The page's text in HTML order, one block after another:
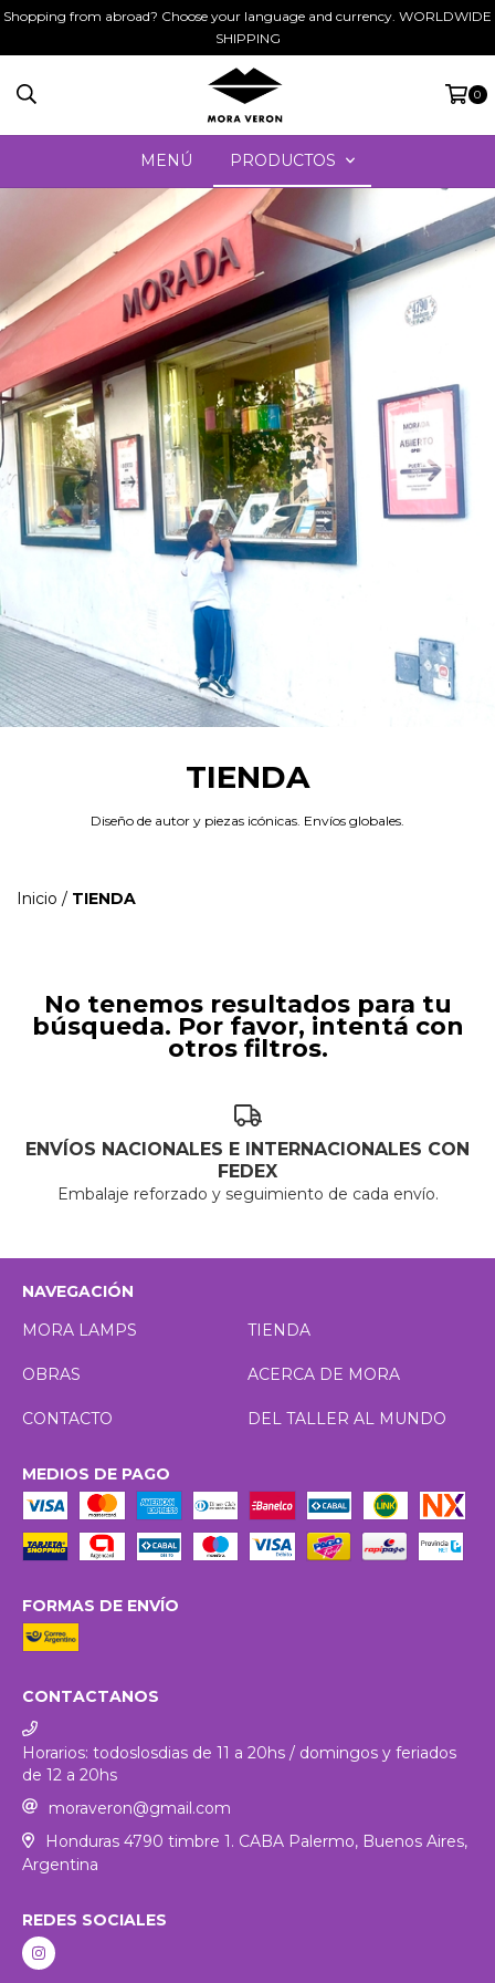
Shopping from abroad? Choose your language and currency. WORLDWIDE
SHIPPING
0
MENÚ PRODUCTOS
TIENDA
Diseño de autor y piezas icónicas. Envíos globales.
Inicio / TIENDA
No tenemos resultados para tu
búsqueda. Por favor, intentá con
otros filtros.
ENVÍOS NACIONALES E INTERNACIONALES CON
FEDEX
Embalaje reforzado y seguimiento de cada envío.
NAVEGACIÓN
MORA LAMPS
TIENDA
OBRAS ACERCA DE MORA
CONTACTO DEL TALLER AL MUNDO
MEDIOS DE PAGO
FORMAS DE ENVÍO
CONTACTANOS
Horarios: todoslosdias de 11 a 20hs / domingos y feriados
de 12 a 20hs
moraveron@gmail.com
Honduras 4790 timbre 1. CABA Palermo, Buenos Aires,
Argentina
REDES SOCIALES